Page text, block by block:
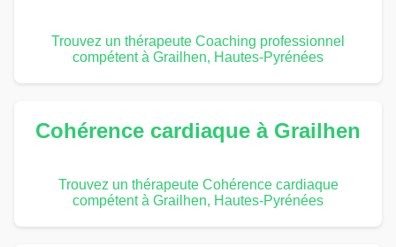
Trouvez un thérapeute Coaching professionnel
compétent à Grailhen, Hautes-Pyrénées
Cohérence cardiaque à Grailhen
Trouvez un thérapeute Cohérence cardiaque
compétent à Grailhen, Hautes-Pyrénées